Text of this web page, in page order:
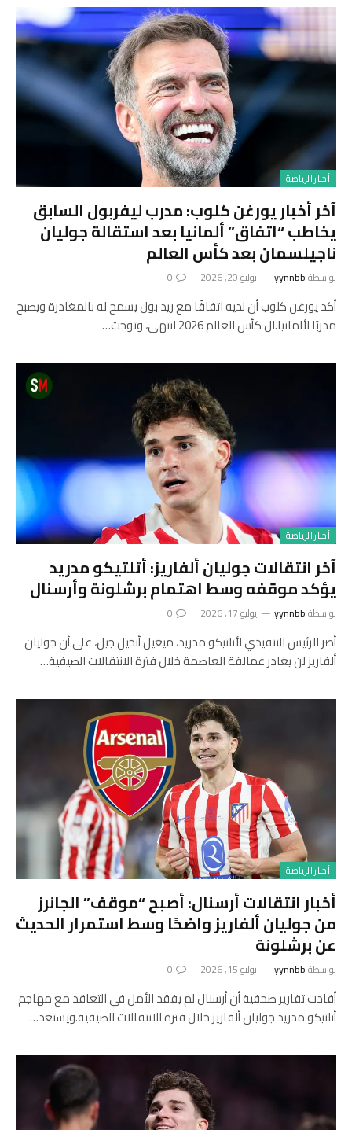
أخبار الرياضة
آخر أخبار يورغن كلوب: مدرب ليفربول السابق
يخاطب “اتفاق” ألمانيا بعد استقالة جوليان
ناجيلسمان بعد كأس العالم
بواسطةyynnbb يوليو 20, 2026 0
أكد يورغن كلوب أن لديه اتفاقًا مع ريد بول يسمح له بالمغادرة ويصبح
مدربًا لألمانيا.ال كأس العالم 2026 انتهى، وتوجت…
أخبار الرياضة
آخر انتقالات جوليان ألفاريز: أتلتيكو مدريد
يؤكد موقفه وسط اهتمام برشلونة وأرسنال
بواسطةyynnbb يوليو 17, 2026 0
أصر الرئيس التنفيذي لأتلتيكو مدريد، ميغيل أنخيل جيل، على أن جوليان
ألفاريز لن يغادر عمالقة العاصمة خلال فترة الانتقالات الصيفية…
أخبار الرياضة
أخبار انتقالات أرسنال: أصبح “موقف” الجانرز
من جوليان ألفاريز واضحًا وسط استمرار الحديث
عن برشلونة
بواسطةyynnbb يوليو 15, 2026 0
أفادت تقارير صحفية أن أرسنال لم يفقد الأمل في التعاقد مع مهاجم
أتلتيكو مدريد جوليان ألفاريز خلال فترة الانتقالات الصيفية.ويستعد…